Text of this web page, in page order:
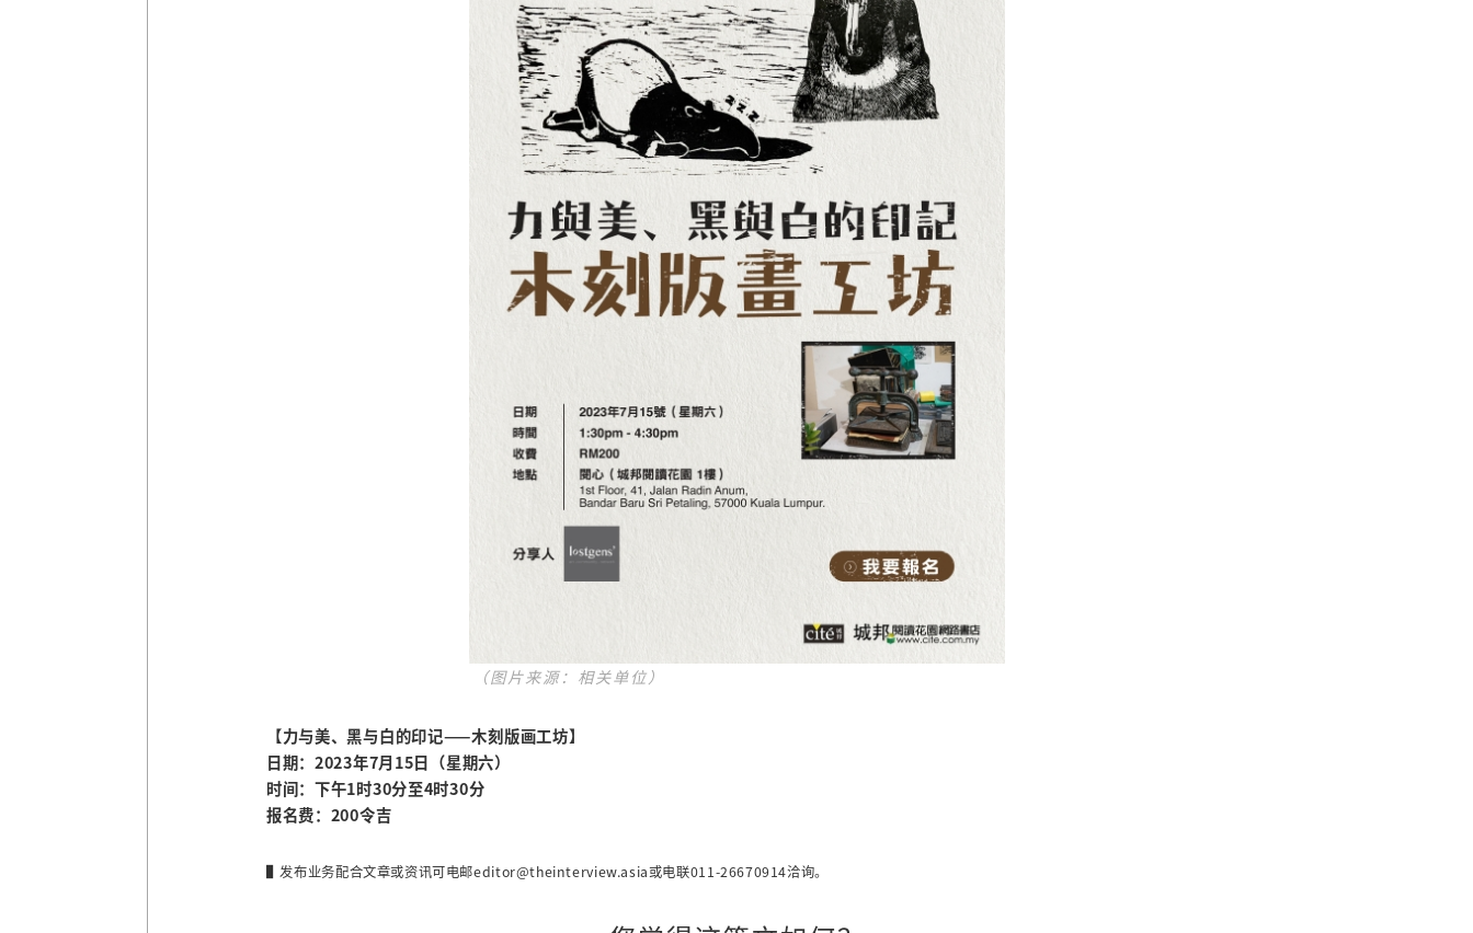
（图片来源：相关单位）
【力与美、黑与白的印记——木刻版画工坊】
日期：2023年7月15日（星期六）
时间：下午1时30分至4时30分
报名费：200令吉
▌发布业务配合文章或资讯可电邮editor@theinterview.asia或电联011-26670914洽询。